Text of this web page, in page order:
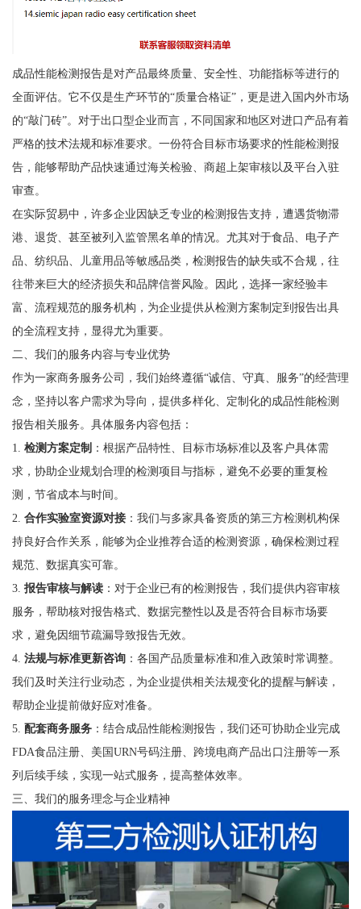
成品性能检测报告是对产品最终质量、安全性、功能指标等进行的
全面评估。它不仅是生产环节的“质量合格证”，更是进入国内外市场
的“敲门砖”。对于出口型企业而言，不同国家和地区对进口产品有着
严格的技术法规和标准要求。一份符合目标市场要求的性能检测报
告，能够帮助产品快速通过海关检验、商超上架审核以及平台入驻
审查。
在实际贸易中，许多企业因缺乏专业的检测报告支持，遭遇货物滞
港、退货、甚至被列入监管黑名单的情况。尤其对于食品、电子产
品、纺织品、儿童用品等敏感品类，检测报告的缺失或不合规，往
往带来巨大的经济损失和品牌信誉风险。因此，选择一家经验丰
富、流程规范的服务机构，为企业提供从检测方案制定到报告出具
的全流程支持，显得尤为重要。
二、我们的服务内容与专业优势
作为一家商务服务公司，我们始终遵循“诚信、守真、服务”的经营理
念，坚持以客户需求为导向，提供多样化、定制化的成品性能检测
报告相关服务。具体服务内容包括：
1. 检测方案定制 ：根据产品特性、目标市场标准以及客户具体需
求，协助企业规划合理的检测项目与指标，避免不必要的重复检
测，节省成本与时间。
2. 合作实验室资源对接：我们与多家具备资质的第三方检测机构保
持良好合作关系，能够为企业推荐合适的检测资源，确保检测过程
规范、数据真实可靠。
3. 报告审核与解读：对于企业已有的检测报告，我们提供内容审核
服务，帮助核对报告格式、数据完整性以及是否符合目标市场要
求，避免因细节疏漏导致报告无效。
4. 法规与标准更新咨询：各国产品质量标准和准入政策时常调整。
我们及时关注行业动态，为企业提供相关法规变化的提醒与解读，
帮助企业提前做好应对准备。
5. 配套商务服务：结合成品性能检测报告，我们还可协助企业完成
FDA食品注册、美国URN号码注册、跨境电商产品出口注册等一系
列后续手续，实现一站式服务，提高整体效率。
三、我们的服务理念与企业精神